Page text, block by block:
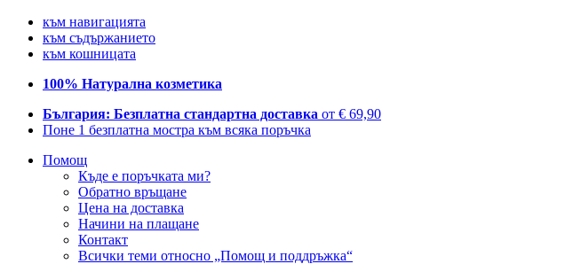
към навигацията
към съдържанието
към кошницата
100% Натурална козметика
България: Безплатна стандартна доставка от € 69,90
Поне 1 безплатна мостра към всяка поръчка
Помощ
Къде е поръчката ми?
Обратно връщане
Цена на доставка
Начини на плащане
Контакт
Всички теми относно „Помощ и поддръжка“